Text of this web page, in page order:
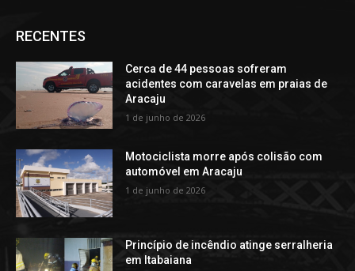
RECENTES
Cerca de 44 pessoas sofreram
acidentes com caravelas em praias de
Aracaju
1 de junho de 2026
Motociclista morre após colisão com
automóvel em Aracaju
1 de junho de 2026
Princípio de incêndio atinge serralheria
em Itabaiana